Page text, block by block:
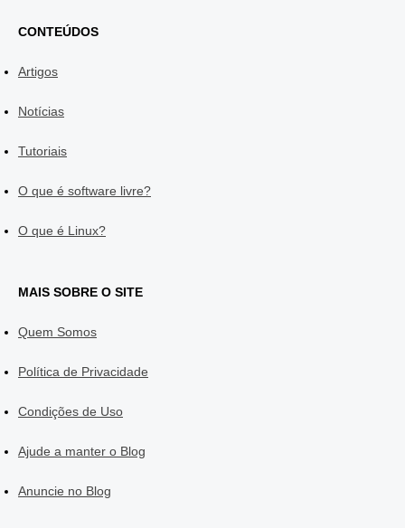
CONTEÚDOS
Artigos
Notícias
Tutoriais
O que é software livre?
O que é Linux?
MAIS SOBRE O SITE
Quem Somos
Política de Privacidade
Condições de Uso
Ajude a manter o Blog
Anuncie no Blog